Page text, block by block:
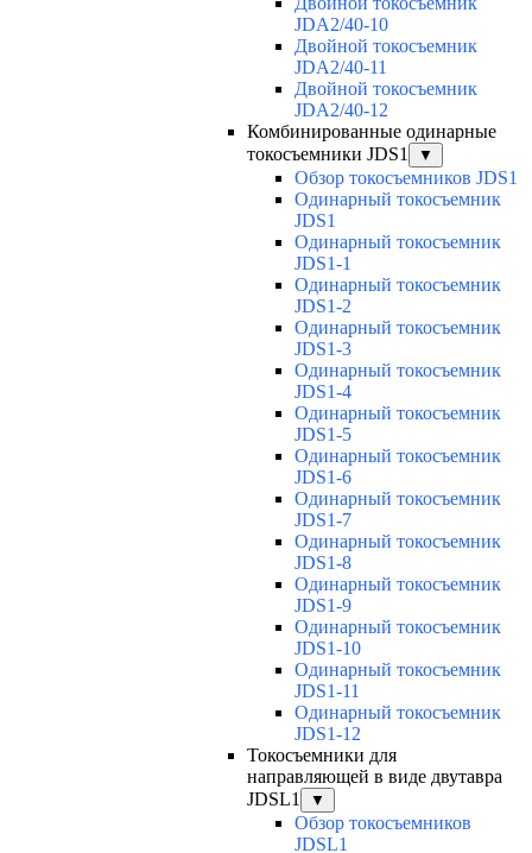
JDA2/40-10
Двойной токосъемник
JDA2/40-11
Двойной токосъемник
JDA2/40-12
Комбинированные одинарные
токосъемники JDS1
▼
Обзор токосъемников JDS1
Одинарный токосъемник
JDS1
Одинарный токосъемник
JDS1-1
Одинарный токосъемник
JDS1-2
Одинарный токосъемник
JDS1-3
Одинарный токосъемник
JDS1-4
Одинарный токосъемник
JDS1-5
Одинарный токосъемник
JDS1-6
Одинарный токосъемник
JDS1-7
Одинарный токосъемник
JDS1-8
Одинарный токосъемник
JDS1-9
Одинарный токосъемник
JDS1-10
Одинарный токосъемник
JDS1-11
Одинарный токосъемник
JDS1-12
Токосъемники для
направляющей в виде двутавра
JDSL1
▼
Обзор токосъемников
JDSL1